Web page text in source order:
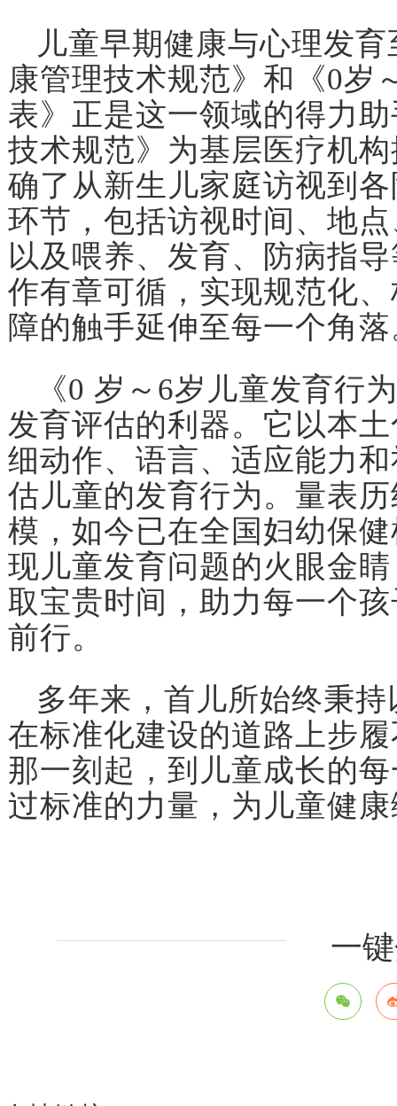
儿童早期健康与心理发
康管理技术规范》和《0岁
表》正是这一领域的得力
技术规范》为基层医疗机
确了从新生儿家庭访视到
环节，包括访视时间、地
以及喂养、发育、防病指
作有章可循，实现规范化
障的触手延伸至每一个角
《0 岁～6岁儿童发育行
发育评估的利器。它以本
细动作、语言、适应能力
估儿童的发育行为。量表
模，如今已在全国妇幼保
现儿童发育问题的火眼金
取宝贵时间，助力每一个
前行。
多年来，首儿所始终秉
在标准化建设的道路上步
那一刻起，到儿童成长的
过标准的力量，为儿童健
一